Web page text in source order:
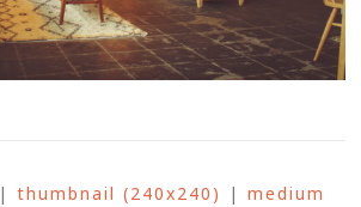
|thumbnail (240x240) |medium